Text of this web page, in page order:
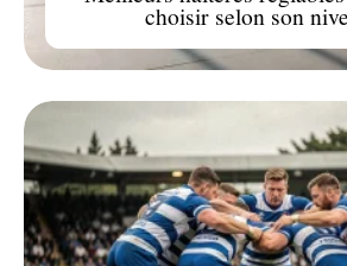
choisir selon son